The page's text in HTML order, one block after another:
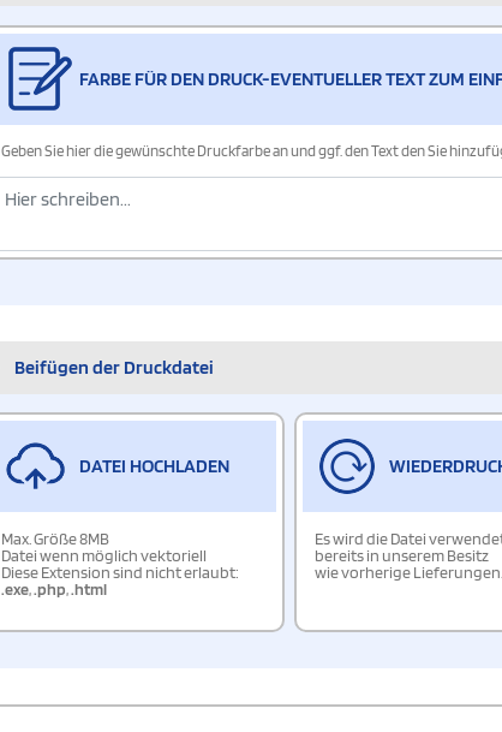
FARBE FÜR DEN DRUCK-EVENTUELLER TEXT ZUM
Geben Sie hier die gewünschte Druckfarbe an und ggf. den Text den Sie
Beifügen der Druckdatei
DATEI HOCHLADEN
Max. Größe 8MB
Datei wenn möglich vektoriell
Diese Extension sind nicht erlaubt:
.exe,.php,.html
Es wird die Datei
bereits in unserem Besitz
wie vorherige Lieferungen.